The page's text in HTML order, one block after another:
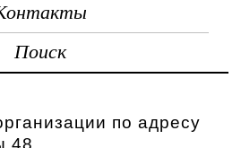
Поиск
по адресу
48